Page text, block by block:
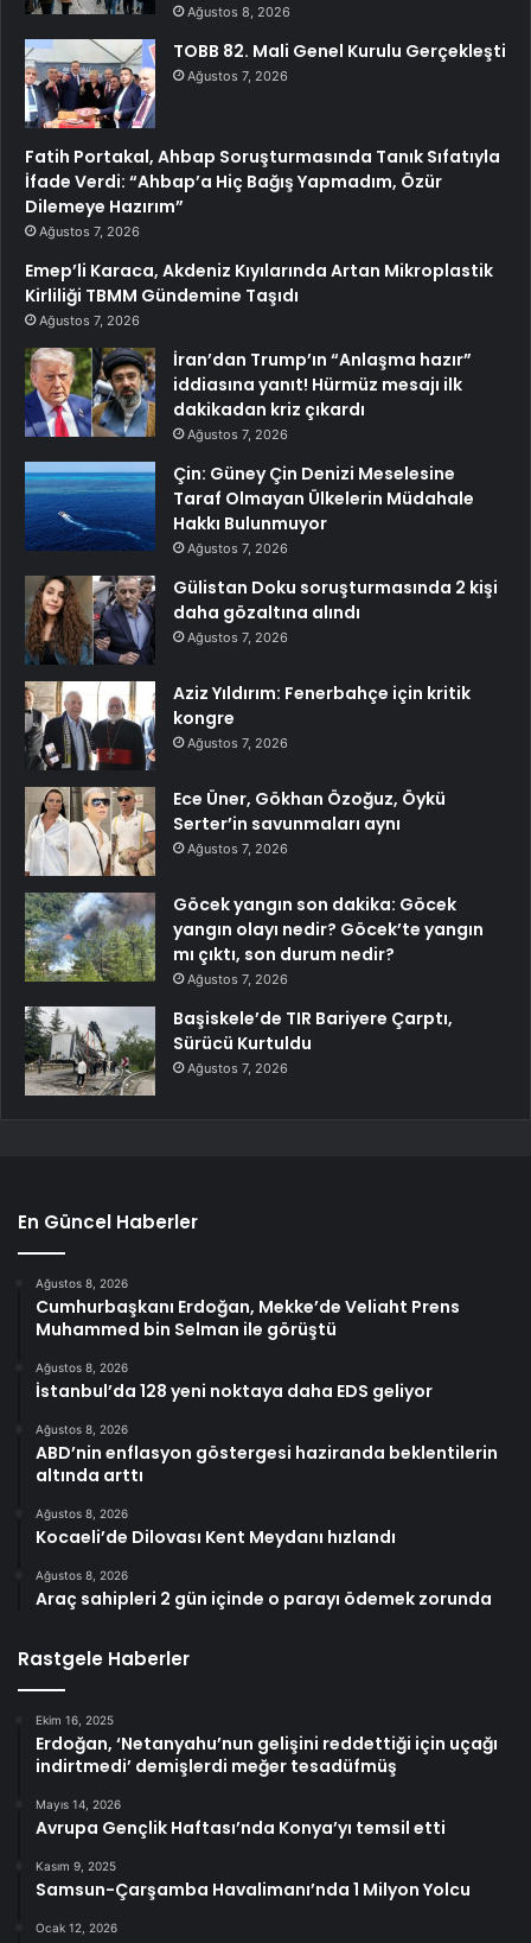
Ağustos 8, 2026
TOBB 82. Mali Genel Kurulu Gerçekleşti
Ağustos 7, 2026
Fatih Portakal, Ahbap Soruşturmasında Tanık Sıfatıyla
İfade Verdi: “Ahbap’a Hiç Bağış Yapmadım, Özür
Dilemeye Hazırım”
Ağustos 7, 2026
Emep’li Karaca, Akdeniz Kıyılarında Artan Mikroplastik
Kirliliği TBMM Gündemine Taşıdı
Ağustos 7, 2026
İran’dan Trump’ın “Anlaşma hazır”
iddiasına yanıt! Hürmüz mesajı ilk
dakikadan kriz çıkardı
Ağustos 7, 2026
Çin: Güney Çin Denizi Meselesine
Taraf Olmayan Ülkelerin Müdahale
Hakkı Bulunmuyor
Ağustos 7, 2026
Gülistan Doku soruşturmasında 2 kişi
daha gözaltına alındı
Ağustos 7, 2026
Aziz Yıldırım: Fenerbahçe için kritik
kongre
Ağustos 7, 2026
Ece Üner, Gökhan Özoğuz, Öykü
Serter’in savunmaları aynı
Ağustos 7, 2026
Göcek yangın son dakika: Göcek
yangın olayı nedir? Göcek’te yangın
mı çıktı, son durum nedir?
Ağustos 7, 2026
Başiskele’de TIR Bariyere Çarptı,
Sürücü Kurtuldu
Ağustos 7, 2026
En Güncel Haberler
Ağustos 8, 2026
Cumhurbaşkanı Erdoğan, Mekke’de Veliaht Prens
Muhammed bin Selman ile görüştü
Ağustos 8, 2026
İstanbul’da 128 yeni noktaya daha EDS geliyor
Ağustos 8, 2026
ABD’nin enflasyon göstergesi haziranda beklentilerin
altında arttı
Ağustos 8, 2026
Kocaeli’de Dilovası Kent Meydanı hızlandı
Ağustos 8, 2026
Araç sahipleri 2 gün içinde o parayı ödemek zorunda
Rastgele Haberler
Ekim 16, 2025
Erdoğan, ‘Netanyahu’nun gelişini reddettiği için uçağı
indirtmedi’ demişlerdi meğer tesadüfmüş
Mayıs 14, 2026
Avrupa Gençlik Haftası’nda Konya’yı temsil etti
Kasım 9, 2025
Samsun-Çarşamba Havalimanı’nda 1 Milyon Yolcu
Ocak 12, 2026